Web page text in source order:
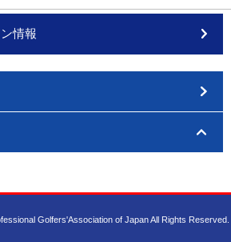
情報
Golfers'Association of Japan All Rights Reserved.